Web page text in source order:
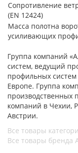
Сопротивление
(EN 12424)
Масса полотна
усиливающих
Группа компаний
систем, ведущий
профильных
Европе. Группа
производственных
компаний в Чехии,
Австрии.
Все товары
Все товары бренда